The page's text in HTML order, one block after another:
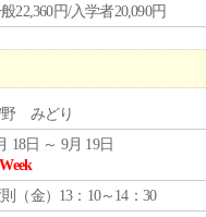
22,360円/入学者20,090円
野 みどり
18日 ～ 9月 19日
（金）13：10～14：30